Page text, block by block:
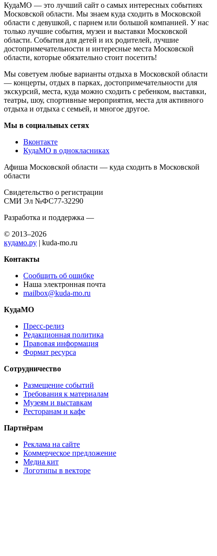
КудаМО — это лучший сайт о самых интересных событиях
Московской области. Мы знаем куда сходить в Московской
области с девушкой, с парнем или большой компанией. У нас
только лучшие события, музеи и выставки Московской
области. События для детей и их родителей, лучшие
достопримечательности и интересные места Московской
области, которые обязательно стоит посетить!
Мы советуем любые варианты отдыха в Московской области
— концерты, отдых в парках, достопримечательности для
экскурсий, места, куда можно сходить с ребенком, выставки,
театры, шоу, спортивные мероприятия, места для активного
отдыха и отдыха с семьей, и многое другое.
Мы в социальных сетях
Вконтакте
КудаМО в однокласниках
Афиша Московской области — куда сходить в Московской
области
Свидетельство о регистрации
СМИ Эл №ФС77-32290
Разработка и поддержка —
© 2013–2026
кудамо.ру | kuda-mo.ru
Контакты
Сообщить об ошибке
Наша электронная почта
mailbox@kuda-mo.ru
КудаМО
Пресс-релиз
Редакционная политика
Правовая информация
Формат ресурса
Сотрудничество
Размещение событий
Требования к материалам
Музеям и выставкам
Ресторанам и кафе
Партнёрам
Реклама на сайте
Коммерческое предложение
Медиа кит
Логотипы в векторе